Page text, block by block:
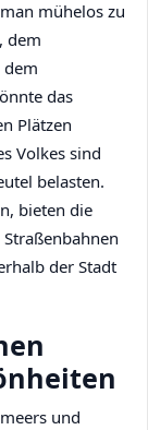
mühelos zu
dem
dem
das
Plätzen
Volkes sind
belasten.
bieten die
der Stadt
und